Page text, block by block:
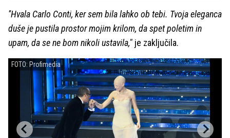
''Hvala Carlo Conti, ker sem bila lahko ob tebi. Tvoja eleganca
duše je pustila prostor mojim krilom, da spet poletim in
upam, da se ne bom nikoli ustavila," je zaključila.
FOTO: Profimedia